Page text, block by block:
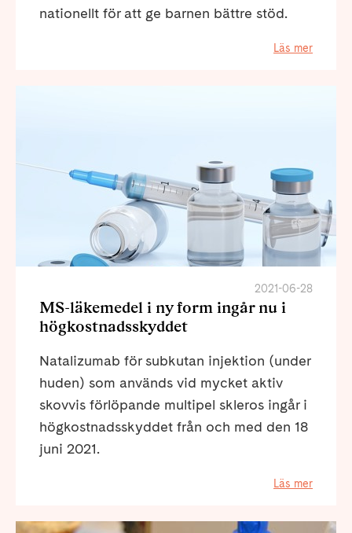
nationellt för att ge barnen bättre stöd.
Läs mer
2021-06-28
MS-läkemedel i ny form ingår nu i
högkostnadsskyddet
Natalizumab för subkutan injektion (under
huden) som används vid mycket aktiv
skovvis förlöpande multipel skleros ingår i
högkostnadsskyddet från och med den 18
juni 2021.
Läs mer